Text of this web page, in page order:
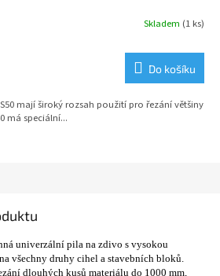
Skladem (1 ks)
Do košíku
mají široký rozsah použití pro řezání většiny
má speciální...
univerzální pila na zdivo s vysokou
všechny druhy cihel a stavebních bloků.
dlouhých kusů materiálu do 1000 mm,